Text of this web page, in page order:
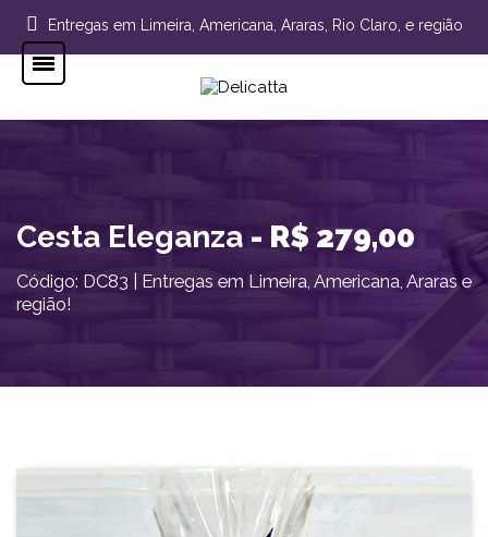
Entregas em Limeira, Americana, Araras, Rio Claro, e região
Cesta Eleganza - R$ 279,00
Código: DC83 | Entregas em Limeira, Americana, Araras e
região!